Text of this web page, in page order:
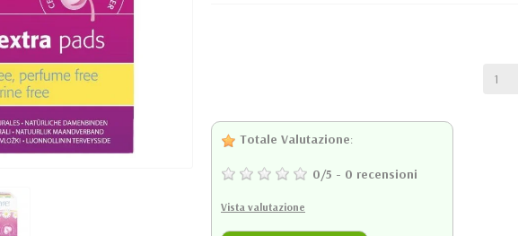
Totale Valutazione:
0/5 - 0 recensioni
Vista valutazione